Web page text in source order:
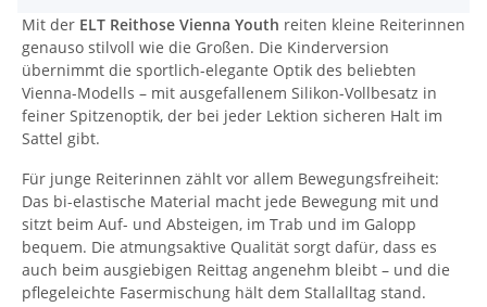
Mit der ELT Reithose Vienna Youth reiten kleine Reiterinnen
genauso stilvoll wie die Großen. Die Kinderversion
übernimmt die sportlich-elegante Optik des beliebten
Vienna-Modells – mit ausgefallenem Silikon-Vollbesatz in
feiner Spitzenoptik, der bei jeder Lektion sicheren Halt im
Sattel gibt.
Für junge Reiterinnen zählt vor allem Bewegungsfreiheit:
Das bi-elastische Material macht jede Bewegung mit und
sitzt beim Auf- und Absteigen, im Trab und im Galopp
bequem. Die atmungsaktive Qualität sorgt dafür, dass es
auch beim ausgiebigen Reittag angenehm bleibt – und die
pflegeleichte Fasermischung hält dem Stallalltag stand.